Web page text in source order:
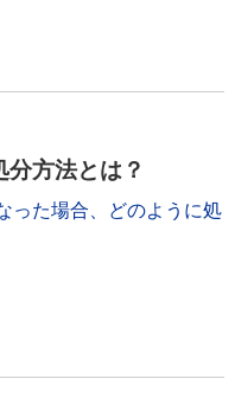
方法とは？
った場合、どのように処